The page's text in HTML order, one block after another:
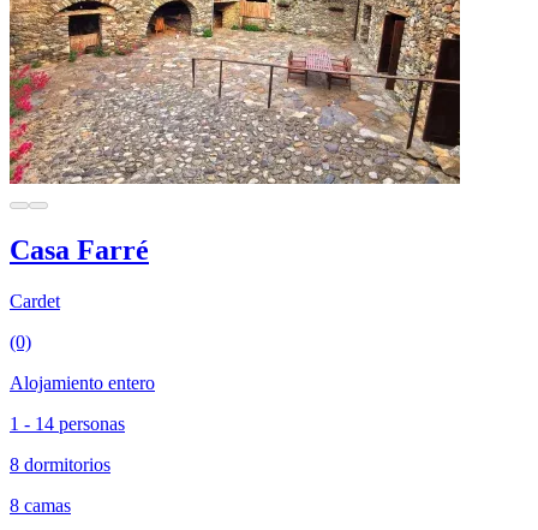
Casa Farré
Cardet
(0)
Alojamiento entero
1 - 14 personas
8 dormitorios
8 camas